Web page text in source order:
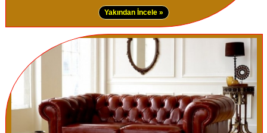
Yakından İncele »